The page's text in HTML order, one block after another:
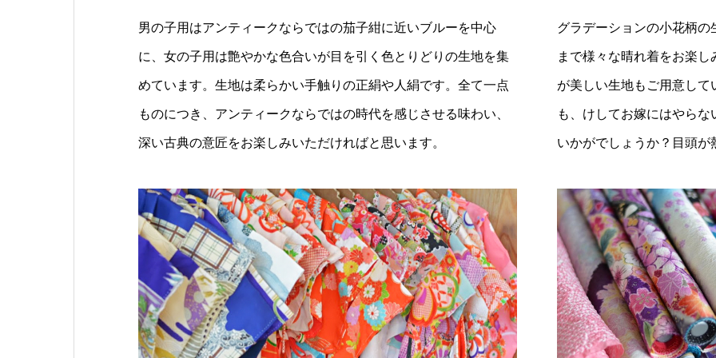
男の子用はアンティークならではの茄子紺に近いブルーを中心
に、女の子用は艶やかな色合いが目を引く色とりどりの生地を集
めています。生地は柔らかい手触りの正絹や人絹です。全て一点
ものにつき、アンティークならではの時代を感じさせる味わい、
深い古典の意匠をお楽しみいただければと思います。
グラデーションの小花柄
まで様々な晴れ着をお楽
が美しい生地もご用意し
も、けしてお嫁にはやら
いかがでしょうか？目頭